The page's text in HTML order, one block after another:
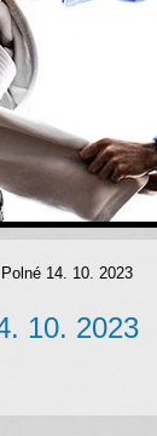
14. 10. 2023
10. 2023